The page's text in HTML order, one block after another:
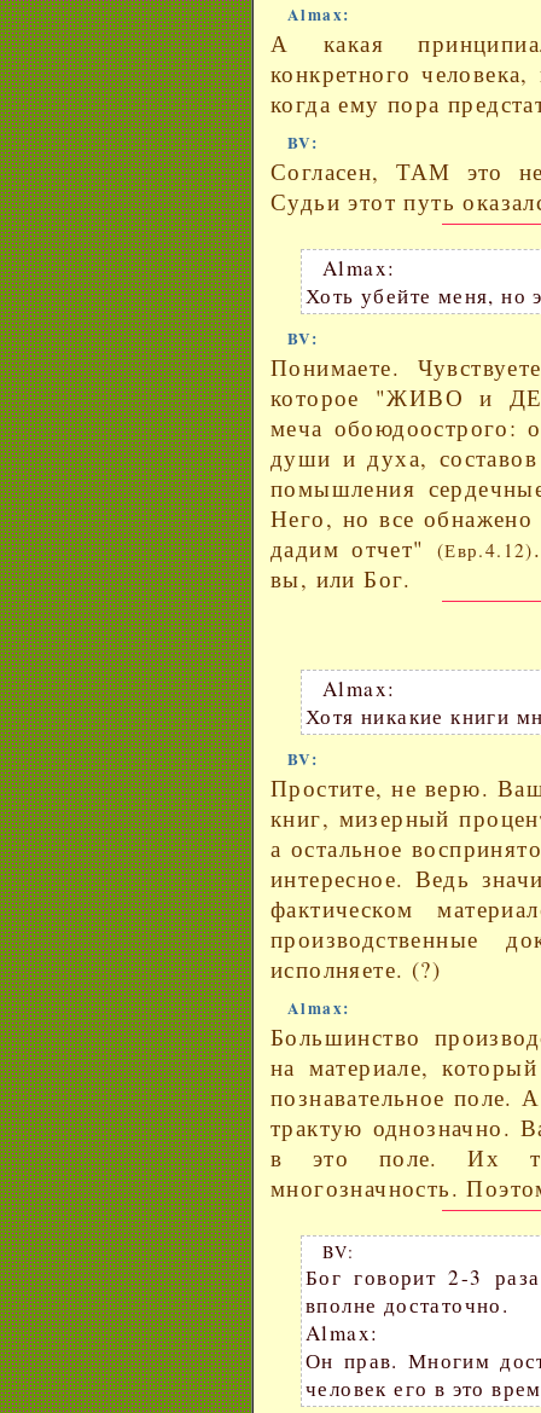
Almax:
А какая
конкретного
когда ему пора
BV:
Согласен, ТАМ это
Судьи этот путь
Almax:
Хоть убейте меня, но
BV:
Понимаете.
которое "ЖИВО и
меча
души и духа,
помышления
Него, но все
дадим отчет"
(Евр.4.12)
вы, или Бог.
Almax:
Хотя никакие книги
BV:
Простите, не верю.
книг, мизерный
а остальное
интересное. Ведь
фактическом
исполняете. (?)
Almax:
Большинство
на материале,
познавательное поле.
трактую однозначно.
в это поле. Их
многозначность.
BV:
Бог говорит 2-3
вполне достаточно.
Almax:
Он прав. Многим
человек его в это